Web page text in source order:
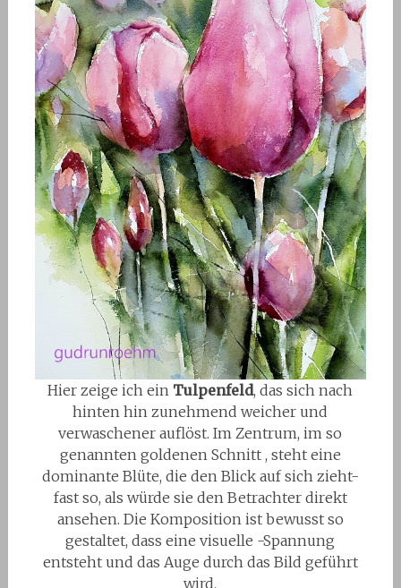
Hier zeige ich ein Tulpenfeld, das sich nach
hinten hin zunehmend weicher und
verwaschener auflöst. Im Zentrum, im so
genannten goldenen Schnitt , steht eine
dominante Blüte, die den Blick auf sich zieht-
fast so, als würde sie den Betrachter direkt
ansehen. Die Komposition ist bewusst so
gestaltet, dass eine visuelle -Spannung
entsteht und das Auge durch das Bild geführt
wird.